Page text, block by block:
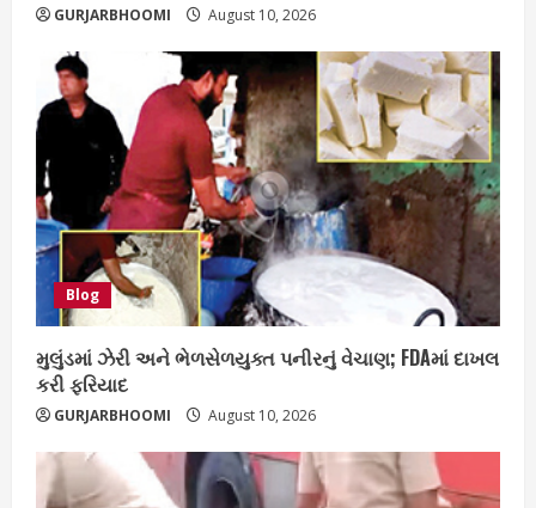
GURJARBHOOMI August 10, 2026
Blog
મુલુંડમાં ઝેરી અને ભેળસેળયુક્ત પનીરનું વેચાણ; FDAમાં દાખલ
કરી ફરિયાદ
GURJARBHOOMI August 10, 2026